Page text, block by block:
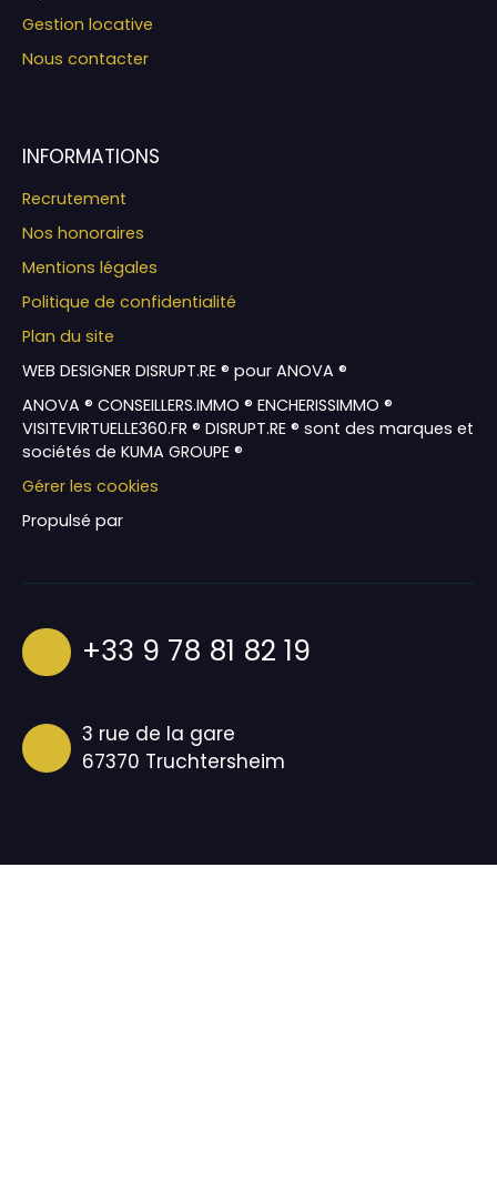
Gestion locative
Nous contacter
INFORMATIONS
Recrutement
Nos honoraires
Mentions légales
Politique de confidentialité
Plan du site
WEB DESIGNER DISRUPT.RE ® pour ANOVA ®
ANOVA ® CONSEILLERS.IMMO ® ENCHERISSIMMO ®
VISITEVIRTUELLE360.FR ® DISRUPT.RE ® sont des marques et
sociétés de KUMA GROUPE ®
Gérer les cookies
Propulsé par
+33 9 78 81 82 19
3 rue de la gare
67370 Truchtersheim